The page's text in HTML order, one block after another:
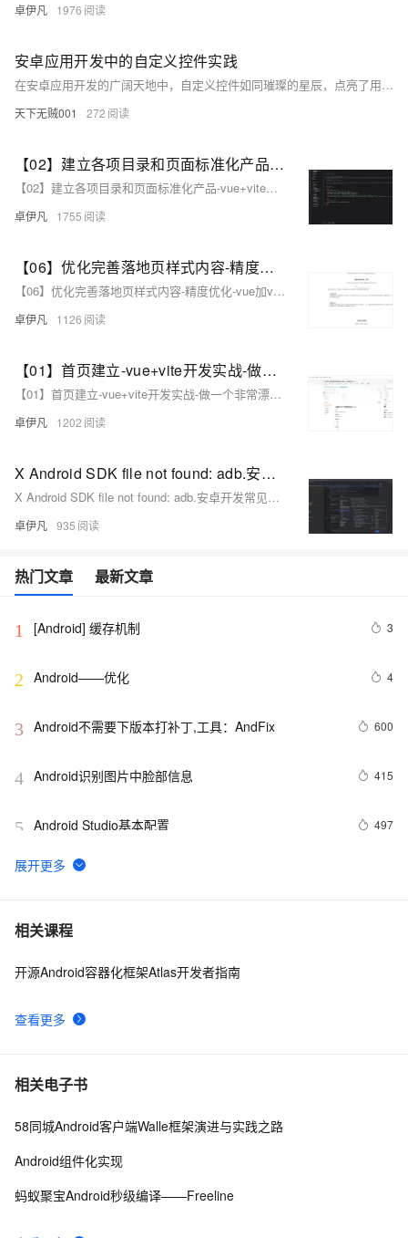
卓伊凡 1976
安卓应用开发中的自定义控件实践
在安卓应用开发的广阔天地中，自定义控件如同璀璨的星辰，点亮了用户界面设计的夜空。它们不仅丰富了交互体验，更赋予了应用独特的个性。本文将带你领略自定义控件的魅力，从基础概念到实际应用，一步步揭示其背后的原理与技术细节。我们将通过一个简单的例子——打造一个具有独特动画效果的按钮，来展现自定义控件的强大功能和灵活性。无论你是初学者还是资深开发者，这篇文章都将为你打开一扇通往更高阶UI设计的大门。
天下无贼001 272
【02】建立各项目录和页面标准化产品-vue+vite开发实战-做一个非常漂亮的APP下载落地页-支持PC和H5自适应提供安卓苹果鸿蒙下载和网页端访问-优雅草卓伊凡
【02】建立各项目录和页面标准化产品-vue+vite开发实战-做一个非常漂亮的APP下载落地页-支持PC和H5自适应提供安卓苹果鸿蒙下载和网页端访问-优雅草卓伊凡
卓伊凡 1755
【06】优化完善落地页样式内容-精度优化-vue加vite开发实战-做一个非常漂亮的APP下载落地页-支持PC和H5自适应提供安卓苹果鸿蒙下载和网页端访问-优雅草卓伊凡
【06】优化完善落地页样式内容-精度优化-vue加vite开发实战-做一个非常漂亮的APP下载落地页-支持PC和H5自适应提供安卓苹果鸿蒙下载和网页端访问-优雅草卓伊凡
卓伊凡 1126
【01】首页建立-vue+vite开发实战-做一个非常漂亮的APP下载落地页-支持PC和H5自适应提供安卓苹果鸿蒙下载和网页端访问-优雅草卓伊凡
【01】首页建立-vue+vite开发实战-做一个非常漂亮的APP下载落地页-支持PC和H5自适应提供安卓苹果鸿蒙下载和网页端访问-优雅草卓伊凡
卓伊凡 1202
X Android SDK file not found: adb.安卓开发常见问题-Android SDK 缺少 `adb`（Android Debug Bridge）-优雅草卓伊凡
X Android SDK file not found: adb.安卓开发常见问题-Android SDK 缺少 `adb`（Android Debug Bridge）-优雅草卓伊凡
卓伊凡 935
热门文章 最新文章
1 [Android] 缓存机制 3
2 Android——优化 4
3 Android不需要下版本打补丁,工具：AndFix 600
4 Android识别图片中脸部信息 415
5 Android Studio基本配置 497
6 Android Socket与服务器通信通用Demo
7 FFmpeg开发笔记（五十九）Linux编译ijkplayer的
8 申请google android map api key
9 [Android]Activity跳转传递任意类型的数据、Activity为
10
相关课程
查看更多
开源Android容器化框架Atlas开发者指南
相关电子书
58同城Android客户端Walle框架演进与实践之路
Android组件化实现
蚂蚁聚宝Android秒级编译——Freeline